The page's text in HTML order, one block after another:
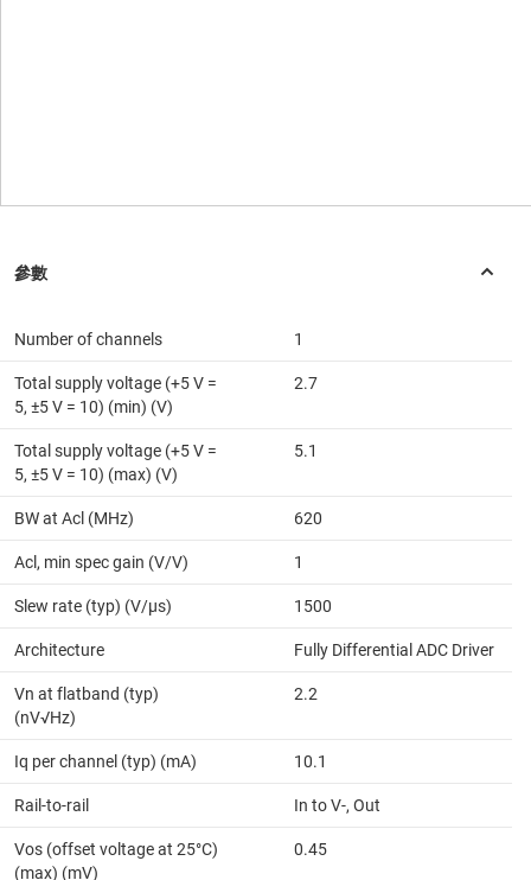
Number of channels 1
Total supply voltage (+5 V =
5, ±5 V = 10) (min) (V)
2.7
Total supply voltage (+5 V =
5, ±5 V = 10) (max) (V)
5.1
BW at Acl (MHz) 620
Acl, min spec gain (V/V) 1
Slew rate (typ) (V/µs) 1500
Architecture Fully Differential ADC Driver
Vn at flatband (typ)
(nV√Hz)
2.2
Iq per channel (typ) (mA) 10.1
Rail-to-rail In to V-, Out
Vos (offset voltage at 25°C)
(max) (mV)
0.45